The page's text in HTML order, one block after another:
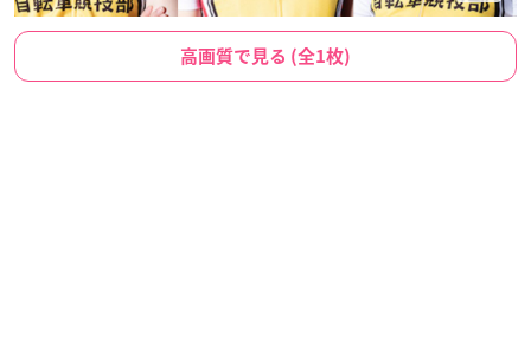
高画質で見る (全1枚)